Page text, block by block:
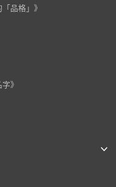
品格」》
》